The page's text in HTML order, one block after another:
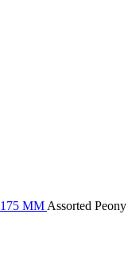
175 MMAssorted Peony